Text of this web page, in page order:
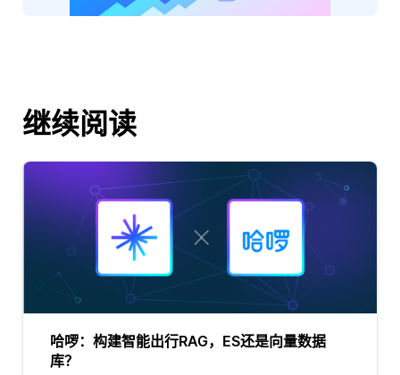
继续阅读
哈啰：构建智能出行RAG，ES还是向量数据
库？